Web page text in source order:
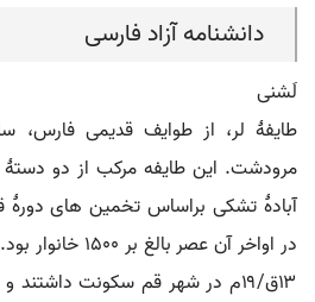
دانشنامه آزاد فارسی
لَشنی
طایفۀ لر، از طوایف قدیمی فارس،
مرودشت. این طایفه مرکب از دو
آبادۀ تشکی براساس تخمین های دورۀ
در اواخر آن عصر
۱۳ق/۱۹م در شهر قم سکونت